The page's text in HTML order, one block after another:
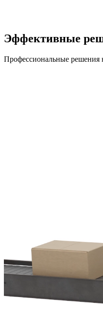
Эффективные
Профессиональные решения